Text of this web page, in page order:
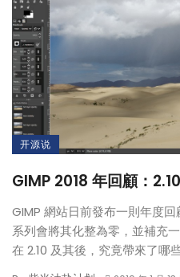
开源说
GIMP 2018 年回顧：
GIMP 網站日前發布一則年度
系列會將其化整為零，並補充
在 2.10 及其後，究竟帶來了哪些